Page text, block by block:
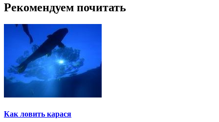
Рекомендуем почитать
Как ловить карася